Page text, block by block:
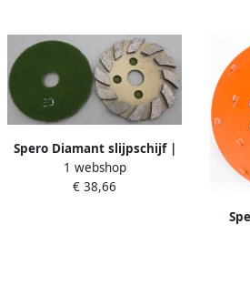
Spero Diamant slijpschijf |
Korrel 30 | 100mm beton
terrazzo & hardsteen
1 webshop
€ 38,66
Grof